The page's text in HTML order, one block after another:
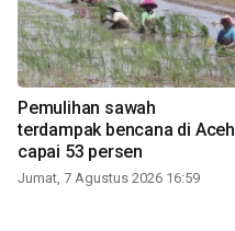
Pemulihan sawah
terdampak bencana di Aceh
capai 53 persen
Jumat, 7 Agustus 2026 16:59